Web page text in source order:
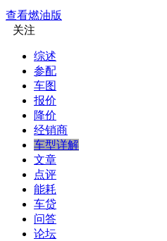
查看燃油版
关注
综述
参配
车图
报价
降价
经销商
车型详解
文章
点评
能耗
车贷
问答
论坛